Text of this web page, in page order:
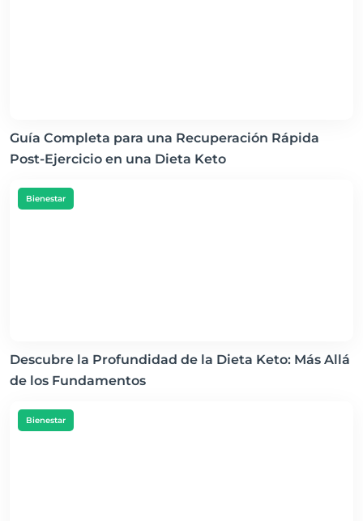
Guía Completa para una Recuperación Rápida
Post-Ejercicio en una Dieta Keto
Bienestar
Descubre la Profundidad de la Dieta Keto: Más Allá
de los Fundamentos
Bienestar